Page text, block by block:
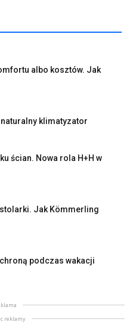
albo kosztów. Jak
klimatyzator
ścian. Nowa rola H+H w
Jak Kömmerling
podczas wakacji
reklamy